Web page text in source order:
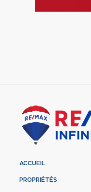
ACCUEIL
PROPRIÉTÉS